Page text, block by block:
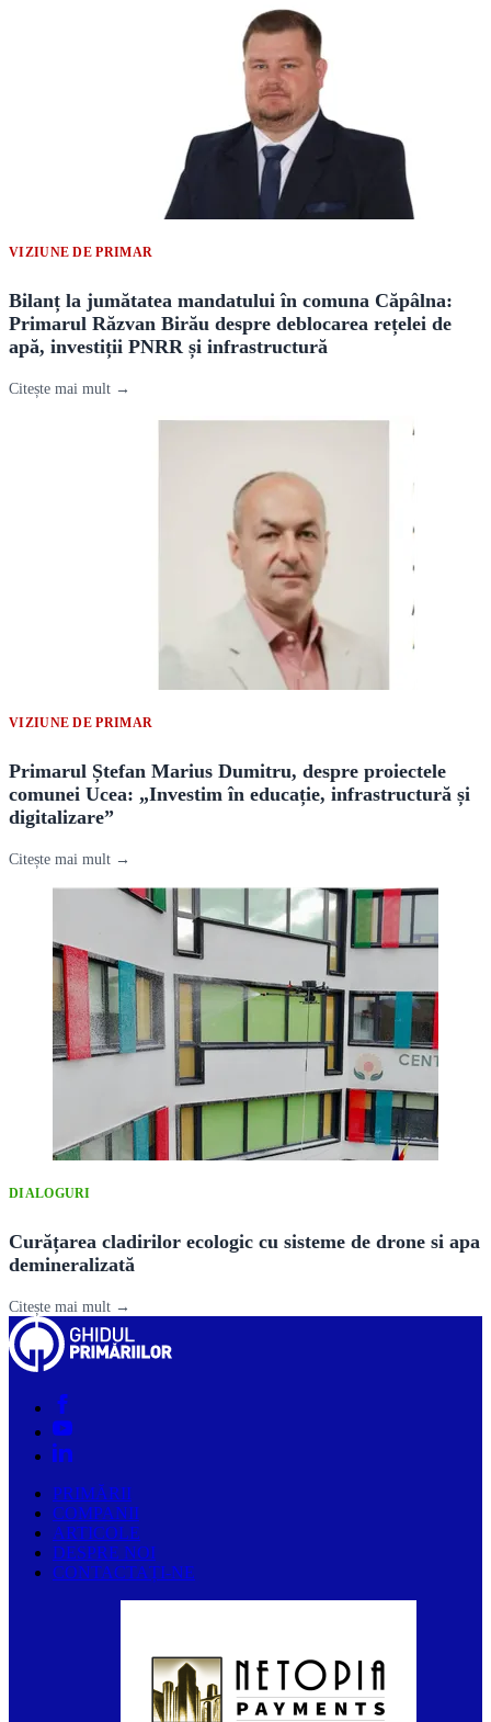
VIZIUNE DE PRIMAR
Bilanț la jumătatea mandatului în comuna Căpâlna:
Primarul Răzvan Birău despre deblocarea rețelei de
apă, investiții PNRR și infrastructură
Citește mai mult →
VIZIUNE DE PRIMAR
Primarul Ștefan Marius Dumitru, despre proiectele
comunei Ucea: „Investim în educație, infrastructură și
digitalizare”
Citește mai mult →
DIALOGURI
Curățarea cladirilor ecologic cu sisteme de drone si apa
demineralizată
Citește mai mult →
PRIMĂRII
COMPANII
ARTICOLE
DESPRE NOI
CONTACTAȚI-NE